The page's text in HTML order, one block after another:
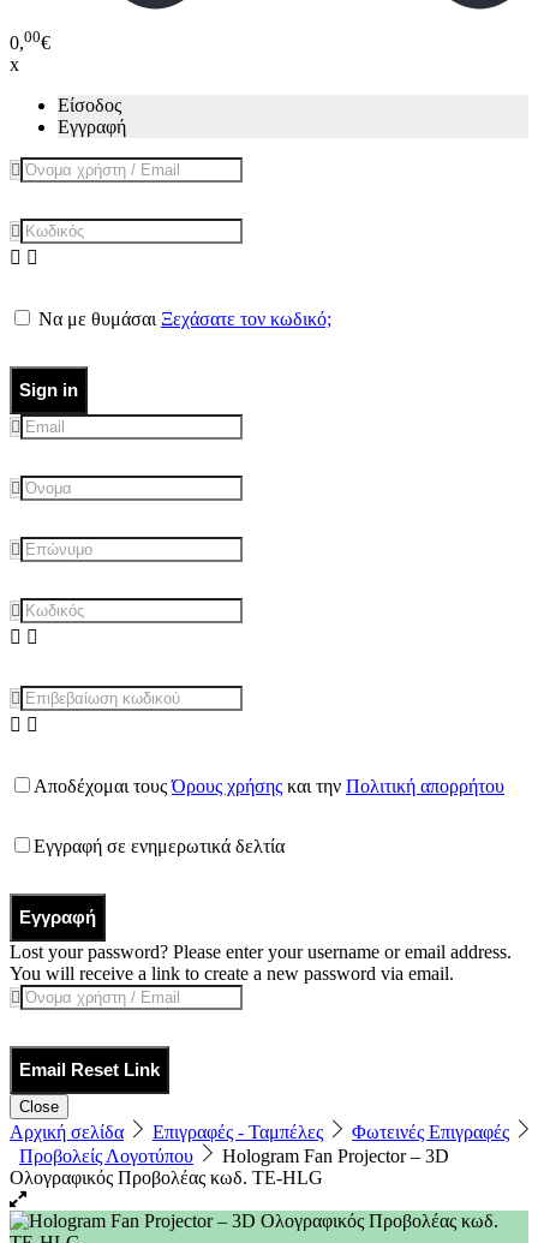
0,00€
x
Είσοδος
Εγγραφή
Να με θυμάσαι Ξεχάσατε τον κωδικό;
Sign in
Αποδέχομαι τουςΌρους χρήσης και την Πολιτική απορρήτου
Εγγραφή σε ενημερωτικά δελτία
Εγγραφή
Lost your password? Please enter your username or email address.
You will receive a link to create a new password via email.
Email Reset Link
Close
Αρχική σελίδα Επιγραφές - Ταμπέλες
Φωτεινές Επιγραφές
Προβολείς Λογοτύπου
Hologram Fan Projector – 3D
Ολογραφικός Προβολέας κωδ. TE-HLG